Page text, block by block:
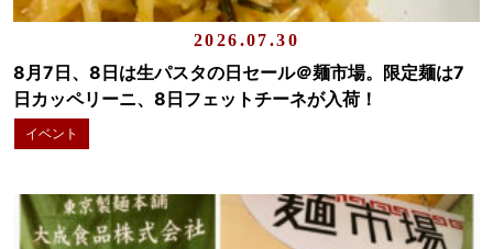
2026.07.30
8月7日、8日は生パスタの日セール＠麺市場。限定麺は7
日カッペリーニ、8日フェットチーネが入荷！
イベント